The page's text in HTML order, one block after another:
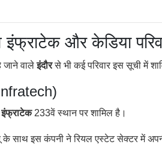
इंफ्राटेक और केडिया
जाने वालेइंदौरसे भी कई परिवार इस सूची में
233वें स्थान पर शामिल है।
साथ इस कंपनी ने रियल एस्टेट सेक्टर में